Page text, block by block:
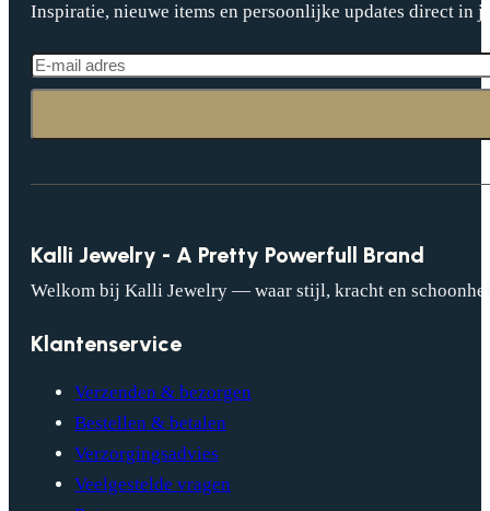
Inspiratie, nieuwe items en persoonlijke updates direct in
Kalli Jewelry - A Pretty Powerfull Brand
Welkom bij Kalli Jewelry — waar stijl, kracht en
Klantenservice
Verzenden & bezorgen
Bestellen & betalen
Verzorgingsadvies
Veelgestelde vragen